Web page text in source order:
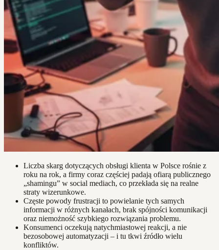
Liczba skarg dotyczących obsługi klienta w Polsce rośnie z
roku na rok, a firmy coraz częściej padają ofiarą publicznego
„shamingu” w social mediach, co przekłada się na realne
straty wizerunkowe.
Częste powody frustracji to powielanie tych samych
informacji w różnych kanałach, brak spójności komunikacji
oraz niemożność szybkiego rozwiązania problemu.
Konsumenci oczekują natychmiastowej reakcji, a nie
bezosobowej automatyzacji – i tu tkwi źródło wielu
konfliktów.